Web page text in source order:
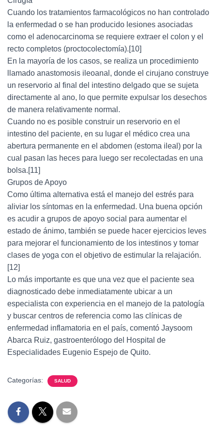
Cuando los tratamientos farmacológicos no han controlado
la enfermedad o se han producido lesiones asociadas
como el adenocarcinoma se requiere extraer el colon y el
recto completos (proctocolectomía).[10]
En la mayoría de los casos, se realiza un procedimiento
llamado anastomosis ileoanal, donde el cirujano construye
un reservorio al final del intestino delgado que se sujeta
directamente al ano, lo que permite expulsar los desechos
de manera relativamente normal.
Cuando no es posible construir un reservorio en el
intestino del paciente, en su lugar el médico crea una
abertura permanente en el abdomen (estoma ileal) por la
cual pasan las heces para luego ser recolectadas en una
bolsa.[11]
Grupos de Apoyo
Como última alternativa está el manejo del estrés para
aliviar los síntomas en la enfermedad. Una buena opción
es acudir a grupos de apoyo social para aumentar el
estado de ánimo, también se puede hacer ejercicios leves
para mejorar el funcionamiento de los intestinos y tomar
clases de yoga con el objetivo de estimular la relajación.
[12]
Lo más importante es que una vez que el paciente sea
diagnosticado debe inmediatamente ubicar a un
especialista con experiencia en el manejo de la patología
y buscar centros de referencia como las clínicas de
enfermedad inflamatoria en el país, comentó Jaysoom
Abarca Ruiz, gastroenterólogo del Hospital de
Especialidades Eugenio Espejo de Quito.
Categorías: SALUD